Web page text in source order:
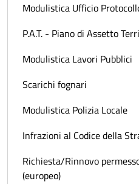
Modulistica Ufficio
P.A.T. - Piano di Assetto
Modulistica Lavori Pubblici
Scarichi fognari
Modulistica Polizia Locale
Infrazioni al Codice della
Richiesta/Rinnovo
(europeo)